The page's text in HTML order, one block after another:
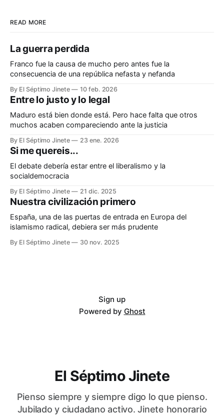
READ MORE
La guerra perdida
Franco fue la causa de mucho pero antes fue la
consecuencia de una república nefasta y nefanda
By El Séptimo Jinete 10 feb. 2026
Entre lo justo y lo legal
Maduro está bien donde está. Pero hace falta que otros
muchos acaben compareciendo ante la justicia
By El Séptimo Jinete 23 ene. 2026
Si me quereis...
El debate debería estar entre el liberalismo y la
socialdemocracia
By El Séptimo Jinete 21 dic. 2025
Nuestra civilización primero
España, una de las puertas de entrada en Europa del
islamismo radical, debiera ser más prudente
By El Séptimo Jinete 30 nov. 2025
Sign up
Powered by Ghost
El Séptimo Jinete
Pienso siempre y siempre digo lo que pienso.
Jubilado y ciudadano activo. Jinete honorario